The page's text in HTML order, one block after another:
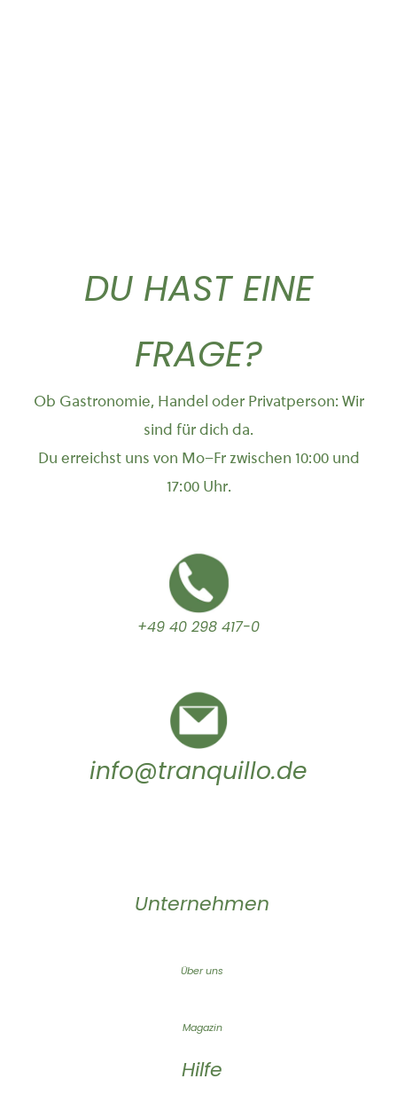
DU HAST EINE
FRAGE?
Ob Gastronomie, Handel oder Privatperson: Wir
sind für dich da.
Du erreichst uns von Mo–Fr zwischen 10:00 und
17:00 Uhr.
+49 40 298 417-0
info@tranquillo.de
Unternehmen
Über uns
Magazin
Hilfe